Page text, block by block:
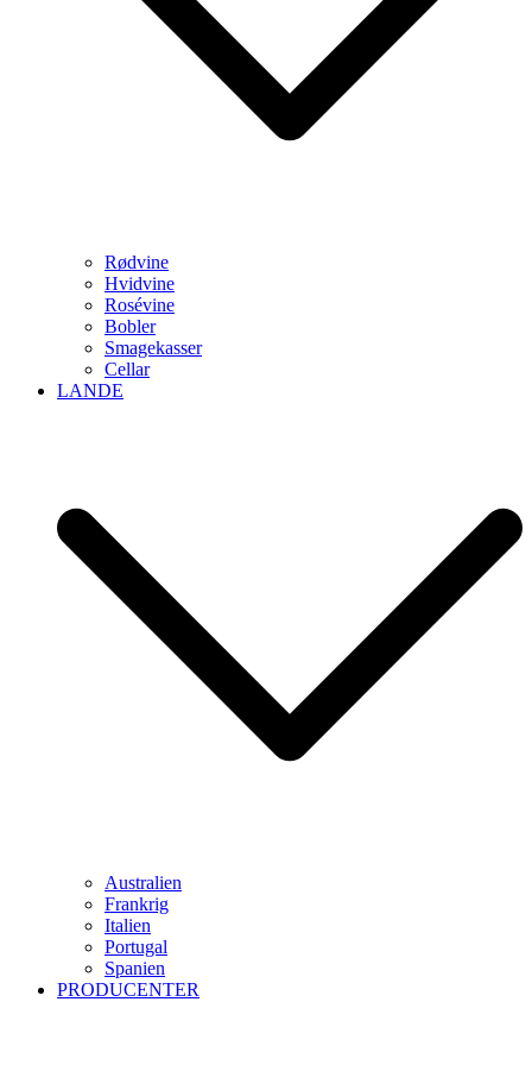
Rødvine
Hvidvine
Rosévine
Bobler
Smagekasser
Cellar
LANDE
Australien
Frankrig
Italien
Portugal
Spanien
PRODUCENTER